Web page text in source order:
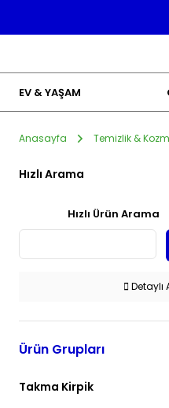
EV & YAŞAM
Anasayfa Temizlik &
Hızlı Arama
Hızlı Ürün Arama
Detaylı
Ürün Grupları
Takma Kirpik